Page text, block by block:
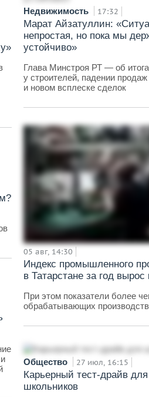
Недвижимость 17:32
Марат Айзатуллин:
непростая, но пока мы
устойчиво»
Глава Минстроя РТ — об
у строителей, падении продаж
и новом всплеске сделок
05 авг, 14:30
Индекс промышленного
в Татарстане за год вырос
При этом показатели более
обрабатывающих
Общество 27 июл, 16:15
Карьерный тест-драйв для
школьников